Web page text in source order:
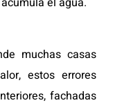
muchas casas
estos errores
fachadas